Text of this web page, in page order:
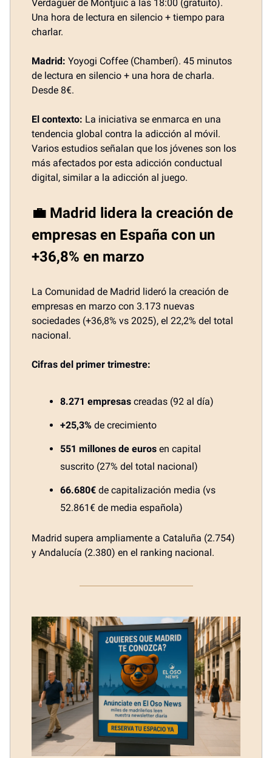
Verdaguer de Montjuïc a las 18:00 (gratuito).
Una hora de lectura en silencio + tiempo para
charlar.
Madrid: Yoyogi Coffee (Chamberí). 45 minutos
de lectura en silencio + una hora de charla.
Desde 8€.
El contexto: La iniciativa se enmarca en una
tendencia global contra la adicción al móvil.
Varios estudios señalan que los jóvenes son los
más afectados por esta adicción conductual
digital, similar a la adicción al juego.
💼 Madrid lidera la creación de
empresas en España con un
+36,8% en marzo
La Comunidad de Madrid lideró la creación de
empresas en marzo con 3.173 nuevas
sociedades (+36,8% vs 2025), el 22,2% del total
nacional.
Cifras del primer trimestre:
8.271 empresas creadas (92 al día)
+25,3% de crecimiento
551 millones de euros en capital
suscrito (27% del total nacional)
66.680€ de capitalización media (vs
52.861€ de media española)
Madrid supera ampliamente a Cataluña (2.754)
y Andalucía (2.380) en el ranking nacional.